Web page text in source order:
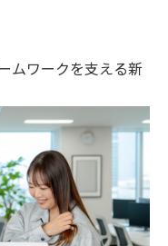
ムワークを支える新